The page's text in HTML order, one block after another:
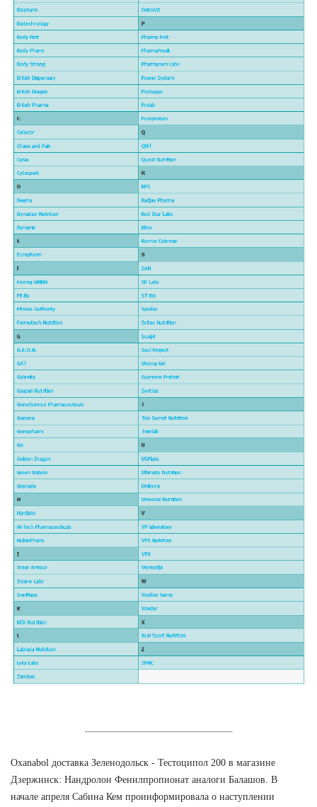
Oxanabol доставка Зеленодольск - Тестоципол 200 в магазине
Дзержинск: Нандролон Фенилпропионат аналоги Балашов. В
начале апреля Сабина Кем проинформировала о наступлении